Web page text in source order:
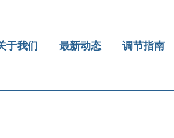
于我们 最新动态 调节指南